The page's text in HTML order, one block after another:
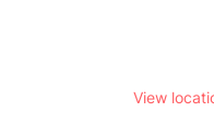
View